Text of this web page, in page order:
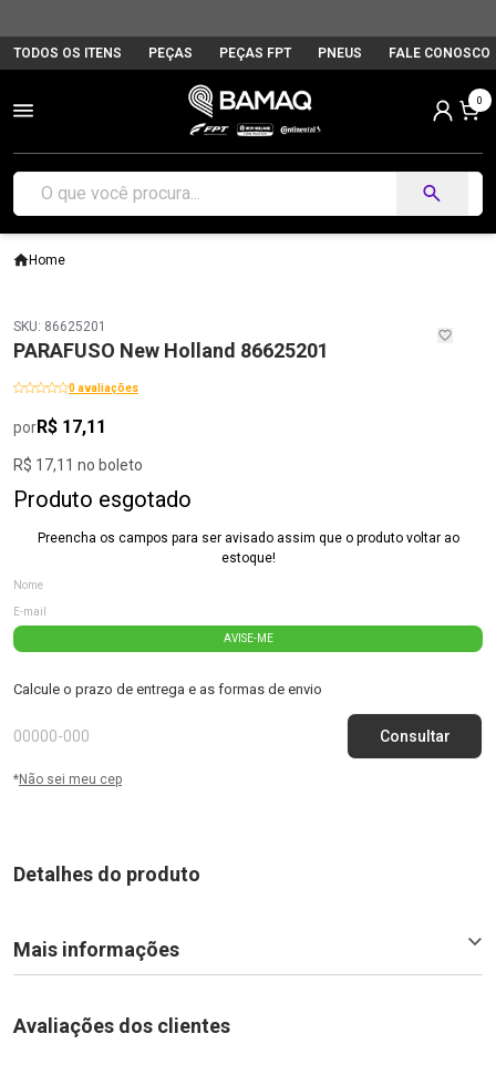
TODOS OS ITENS PEÇAS PEÇAS FPT PNEUS FALE CONOSCO
0
Home
SKU: 86625201
PARAFUSO New Holland 86625201
0 avaliações
porR$ 17,11
R$ 17,11 no boleto
Produto esgotado
Preencha os campos para ser avisado assim que o produto voltar ao
estoque!
AVISE-ME
Calcule o prazo de entrega e as formas de envio
*Não sei meu cep
Detalhes do produto
Mais informações
Avaliações dos clientes